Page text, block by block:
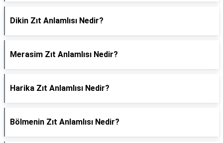
Dikin Zıt Anlamlısı Nedir?
Merasim Zıt Anlamlısı Nedir?
Harika Zıt Anlamlısı Nedir?
Bölmenin Zıt Anlamlısı Nedir?